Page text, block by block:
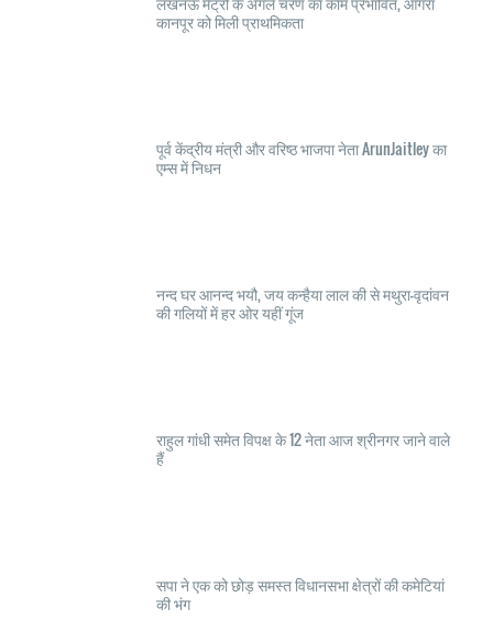
कानपूर को मिली प्राथमिकता
पूर्व केंद्रीय मंत्री और वरिष्ठ भाजपा नेता ArunJaitley का
एम्स में निधन
नन्द घर आनन्द भयौ, जय कन्हैया लाल की से मथुरा-वृदांवन
की गलियों में हर ओर यहीं गूंज
राहुल गांधी समेत विपक्ष के 12 नेता आज श्रीनगर जाने वाले
हैं
सपा ने एक को छोड़ समस्त विधानसभा क्षेत्रों की कमेटियां
की भंग